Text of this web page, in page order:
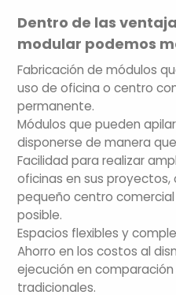
Dentro de las
modular podemos
Fabricación de módulos
uso de oficina o centro
permanente.
Módulos que pueden
disponerse de manera
Facilidad para realizar
oficinas en sus proyectos,
pequeño centro
posible.
Espacios flexibles y
Ahorro en los costos al
ejecución en
tradicionales.